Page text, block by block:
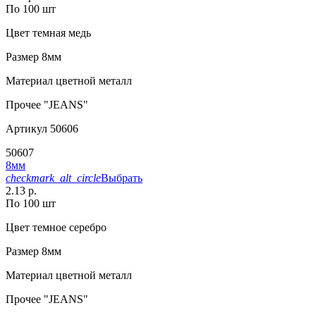
По 100 шт
Цвет темная медь
Размер 8мм
Материал цветной металл
Прочее "JEANS"
Артикул 50606
50607
8мм
checkmark_alt_circleВыбрать
2.13 р.
По 100 шт
Цвет темное серебро
Размер 8мм
Материал цветной металл
Прочее "JEANS"